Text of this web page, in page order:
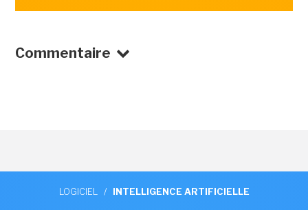
Commentaire
LOGICIEL / INTELLIGENCE ARTIFICIELLE